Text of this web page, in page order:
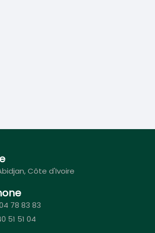
Côte d'Ivoire
78 83 83
51 51 04